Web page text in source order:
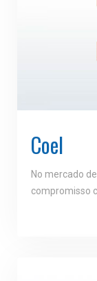
Coel
No mercado
compromisso